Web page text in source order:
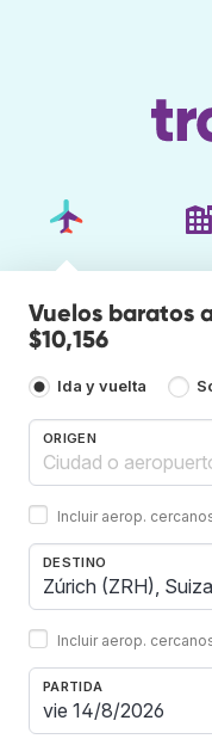
Vuelos baratos
$10,156
Ida y vuelta
ORIGEN
Incluir aerop.
DESTINO
Incluir aerop.
PARTIDA